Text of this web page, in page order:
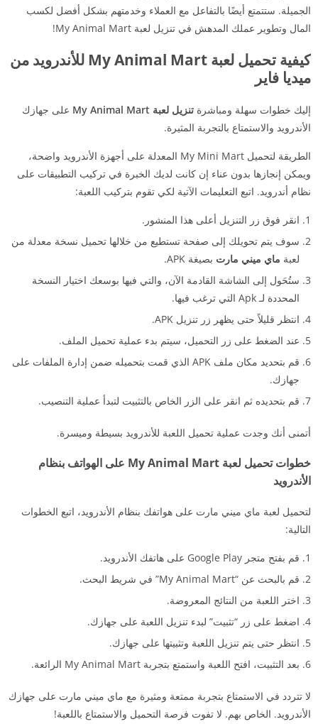
الجميلة. ستتمتع أيضًا بالتفاعل مع العملاء وخدمتهم بشكل أفضل لكسب
المال وتطوير عملك المدهش في تنزيل لعبة My Animal Mart!
كيفية تحميل لعبة My Animal Mart للأندرويد من
ميديا فاير
إليك خطوات سهلة ومباشرة تنزيل لعبة My Animal Mart
على جهازك
الأندرويد والاستمتاع بالتجربة المثيرة.
الطريقة لتحميل My Mini Mart المعدلة على أجهزة الأندرويد واضحة،
ويمكن إنجازها بدون عناء إن كانت لديك الخبرة في تركيب التطبيقات على
نظام أندرويد. اتبع التعليمات الآتية لكي تقوم بتركيب اللعبة:
انقر فوق زر التنزيل أعلى هذا المنشور.
سوف يتم تحويلك إلى صفحة تستطيع من خلالها تحميل نسخة معدلة من
لعبة ماي ميني مارت بصيغة APK.
ستُحَول إلى الشاشة القادمة الآن، والتي فيها بوسعك اختيار النسخة
المحددة لـ Apk التي ترغب فيها.
انتظر قليلاً حتى يظهر زر تنزيل APK.
عند الضغط على زر التحميل، سيتم بدء عملية تحميل الملف.
قم بتحديد مكان ملف APK الذي قمت بتحميله ضمن إدارة الملفات على
جهازك.
قم بتحديده ثم انقر على الزر الخاص بالتثبيت لتبدأ عملية التنصيب.
أتمنى أنك وجدت عملية تحميل اللعبة للأندرويد بسيطة وميسرة.
خطوات تحميل لعبة My Animal Mart على الهواتف بنظام
الأندرويد
لتحميل لعبة ماي ميني مارت على هواتفك بنظام الأندرويد، اتبع الخطوات
التالية:
قم بفتح متجر Google Play على هاتفك الأندرويد.
قم بالبحث عن “My Animal Mart” في شريط البحث.
اختر اللعبة من النتائج المعروضة.
اضغط على زر “تثبيت” لبدء تنزيل اللعبة على جهازك.
انتظر حتى يتم تنزيل اللعبة وتثبيتها على جهازك.
بعد التثبيت، افتح اللعبة واستمتع بتجربة My Animal Mart الرائعة.
لا تتردد في الاستمتاع بتجربة ممتعة ومثيرة مع ماي ميني مارت على جهازك
الأندرويد. الخاص بهم. لا تفوت فرصة التحميل والاستمتاع باللعبة!